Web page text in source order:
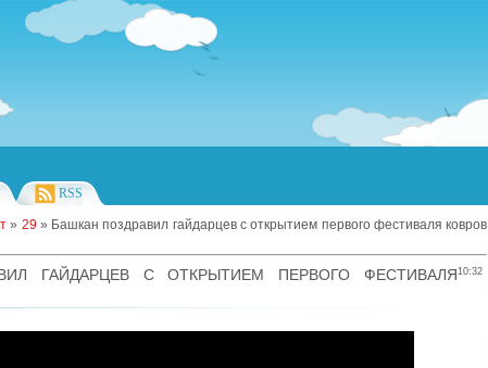
RSS
» 29 » Башкан поздравил гайдарцев с открытием первого фестиваля ковров
10:32
ГАЙДАРЦЕВ С ОТКРЫТИЕМ ПЕРВОГО ФЕСТИВАЛЯ